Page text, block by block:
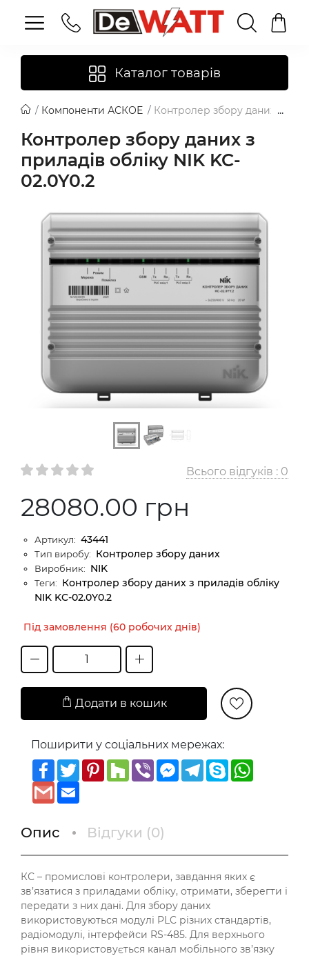
Каталог товарів
Компоненти АСКОЕ Контролер збору даних з
Контролер збору даних з
приладів обліку NIK KC-
02.0Y0.2
Всього відгуків : 0
28080.00 грн
Артикул: 43441
Тип виробу: Контролер збору даних
Виробник: NIK
Теги: Контролер збору даних з приладів обліку
NIK KC-02.0Y0.2
Під замовлення (60 робочих днів)
Додати в кошик
Поширити у соціальних мережах:
Facebook
TwitterPinterest
HouzzViberMessenger
Telegram
Skype
Gmail
Опис Відгуки (0)
КС – промислові контролери, завдання яких є
зв’язатися з приладами обліку, отримати, зберегти і
передати з них дані. Для збору даних
використовуються модулі PLC різних стандартів,
радіомодулі, інтерфейси RS-485. Для верхнього
рівня використовується канал мобільного зв’язку